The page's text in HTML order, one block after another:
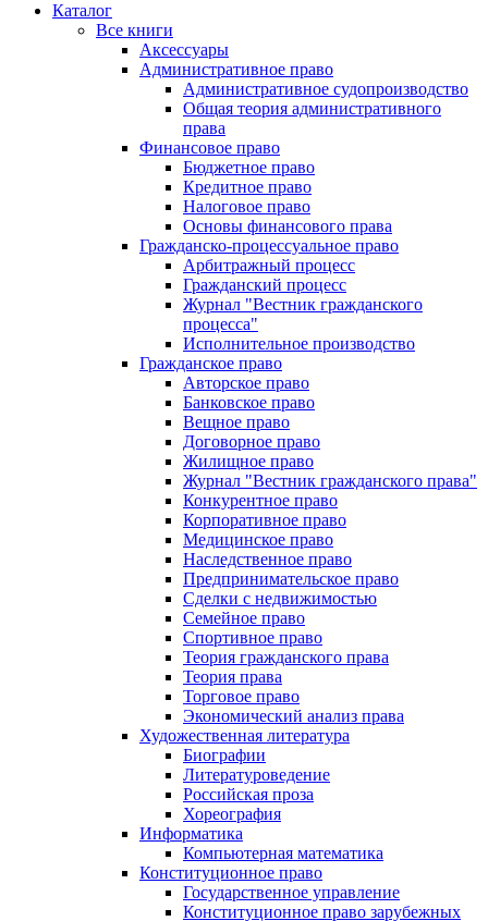
Каталог
Все книги
Аксессуары
Административное право
Административное судопроизводство
Общая теория административного
права
Финансовое право
Бюджетное право
Кредитное право
Налоговое право
Основы финансового права
Гражданско-процессуальное право
Арбитражный процесс
Гражданский процесс
Журнал "Вестник гражданского
процесса"
Исполнительное производство
Гражданское право
Авторское право
Банковское право
Вещное право
Договорное право
Жилищное право
Журнал "Вестник гражданского права"
Конкурентное право
Корпоративное право
Медицинское право
Наследственное право
Предпринимательское право
Сделки с недвижимостью
Семейное право
Спортивное право
Теория гражданского права
Теория права
Торговое право
Экономический анализ права
Художественная литература
Биографии
Литературоведение
Российская проза
Хореография
Информатика
Компьютерная математика
Конституционное право
Государственное управление
Конституционное право зарубежных